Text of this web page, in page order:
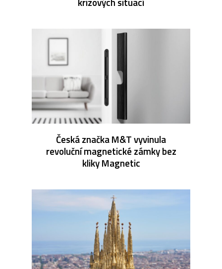
Česká značka M&T vyvinula
revoluční magnetické zámky bez
kliky Magnetic